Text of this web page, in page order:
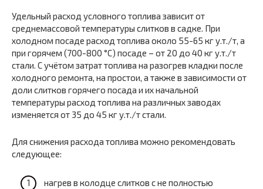
Удельный расход условного топлива зависит от
среднемассовой температуры слитков в садке. При
холодном посаде расход топлива около 55-65 кг у.т./т, а
при горячем (700-800 °С) посаде – от 20 до 40 кг у.т./т
стали. С учётом затрат топлива на разогрев кладки после
холодного ремонта, на простои, а также в зависимости от
доли слитков горячего посада и их начальной
температуры расход топлива на различных заводах
изменяется от 35 до 45 кг у.т./т стали.
Для снижения расхода топлива можно рекомендовать
следующее:
нагрев в колодце слитков с не полностью